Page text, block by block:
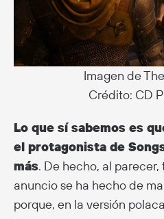
Imagen de
Crédito: CD
Lo que sí sabemos es
el protagonista de
más. De hecho, al
anuncio se ha hecho de
porque, en la versión